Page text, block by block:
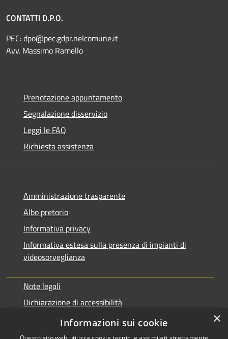
CONTATTI D.P.O.
PEC:dpo@pec.gdpr.nelcomune.it
Avv. Massimo Ramello
Prenotazione appuntamento
Segnalazione disservizio
Leggi le FAQ
Richiesta assistenza
Amministrazione trasparente
Albo pretorio
Informativa privacy
Informativa estesa sulla presenza di impianti di
videosorveglianza
Note legali
Dichiarazione di accessibilità
Obbiettivi di accessibilità
×
Informazioni sui cookie